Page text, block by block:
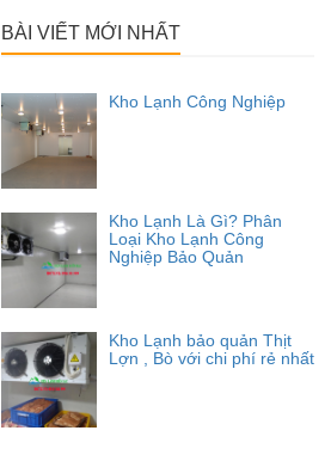
BÀI VIẾT MỚI NHẤT
Kho Lạnh Công Nghiệp
Kho Lạnh Là Gì? Phân
Loại Kho Lạnh Công
Nghiệp Bảo Quản
Kho Lạnh bảo quản Thịt
Lợn , Bò với chi phí rẻ nhất